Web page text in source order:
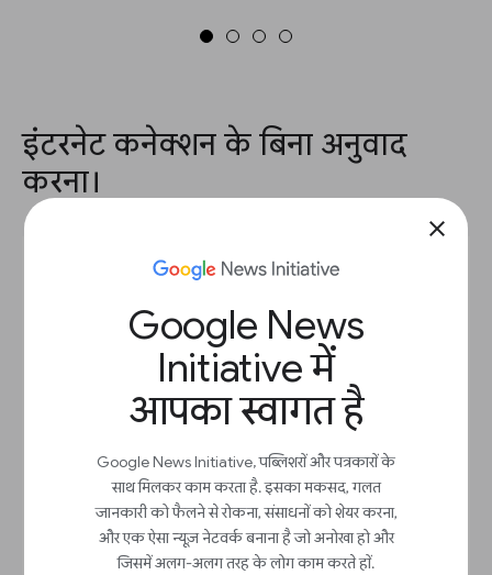
close
Google News
Initiative में
आपका स्वागत है
Google News Initiative, पब्लिशरों और पत्रकारों के
साथ मिलकर काम करता है. इसका मकसद, गलत
जानकारी को फैलने से रोकना, संसाधनों को शेयर करना,
और एक ऐसा न्यूज़ नेटवर्क बनाना है जो अनोखा हो और
जिसमें अलग-अलग तरह के लोग काम करते हों.
इंटरनेट कनेक्शन के बिना अनुवाद
करना।